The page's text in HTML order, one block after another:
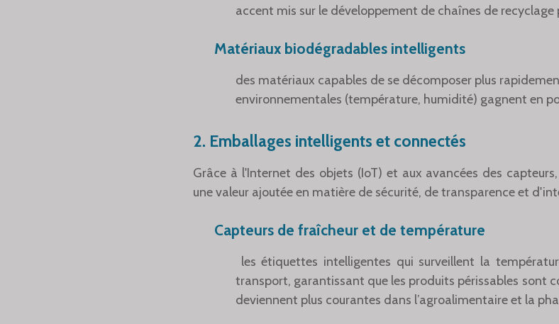
accent mis sur le développement de chaînes de recyclage
Matériaux biodégradables intelligents
des matériaux capables de se décomposer plus
environnementales (température, humidité) gagnent en
2. Emballages intelligents et connectés
Grâce à l'Internet des objets (IoT) et aux avancées des
une valeur ajoutée en matière de sécurité, de transparence et
Capteurs de fraîcheur et de température
les étiquettes intelligentes qui surveillent la
transport, garantissant que les produits périssables sont
deviennent plus courantes dans l’agroalimentaire et la